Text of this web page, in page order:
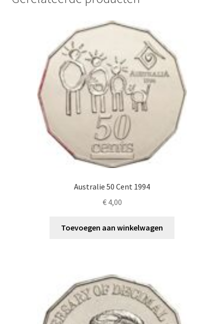
Australie 50 Cent 1994
€4,00
Toevoegen aan winkelwagen